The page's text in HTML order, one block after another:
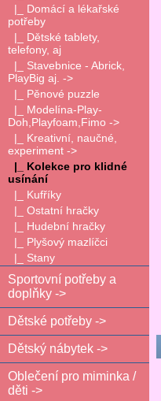
|_ Domácí a lékařské
potřeby
|_ Dětské tablety,
telefony, aj
|_ Stavebnice - Abrick,
PlayBig aj. ->
|_ Pěnové puzzle
|_ Modelína-Play-
Doh,Playfoam,Fimo ->
|_ Kreativní, naučné,
experiment ->
|_ Kolekce pro klidné
usínání
|_ Kufříky
|_ Ostatní hračky
|_ Hudební hračky
|_ Plyšový mazlíčci
|_ Stany
Sportovní potřeby a
doplňky ->
Dětské potřeby ->
Dětský nábytek ->
Oblečení pro miminka /
děti ->